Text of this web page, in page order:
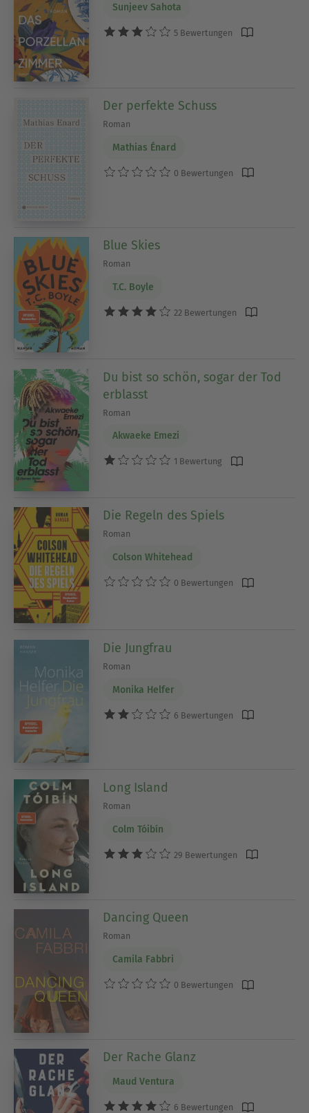
Sunjeev Sahota
5 Bewertungen
Der perfekte Schuss
Roman
Mathias Énard
0 Bewertungen
Blue Skies
Roman
T.C. Boyle
22 Bewertungen
Du bist so schön, sogar der Tod
erblasst
Roman
Akwaeke Emezi
1 Bewertung
Die Regeln des Spiels
Roman
Colson Whitehead
0 Bewertungen
Die Jungfrau
Roman
Monika Helfer
6 Bewertungen
Long Island
Roman
Colm Tóibín
29 Bewertungen
Dancing Queen
Roman
Camila Fabbri
0 Bewertungen
Der Rache Glanz
Maud Ventura
6 Bewertungen